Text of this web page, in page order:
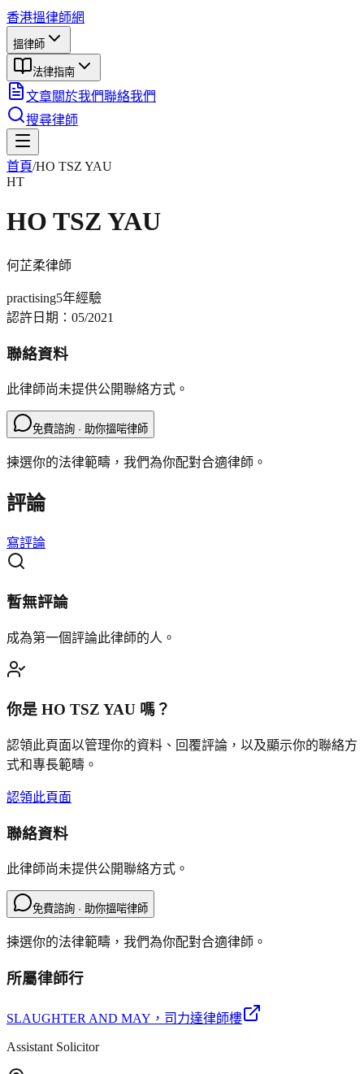
香港搵律師網
搵律師
法律指南
文章關於我們聯絡我們
搜尋律師
首頁/HO TSZ YAU
HT
HO TSZ YAU
何芷柔律師
practising5年經驗
認許日期： 05/2021
聯絡資料
此律師尚未提供公開聯絡方式。
免費諮詢 · 助你搵啱律師
揀選你的法律範疇，我們為你配對合適律師。
評論
寫評論
暫無評論
成為第一個評論此律師的人。
你是 HO TSZ YAU 嗎？
認領此頁面以管理你的資料、回覆評論，以及顯示你的聯絡方
式和專長範疇。
認領此頁面
聯絡資料
此律師尚未提供公開聯絡方式。
免費諮詢 · 助你搵啱律師
揀選你的法律範疇，我們為你配對合適律師。
所屬律師行
SLAUGHTER AND MAY ，司力達律師樓
Assistant Solicitor